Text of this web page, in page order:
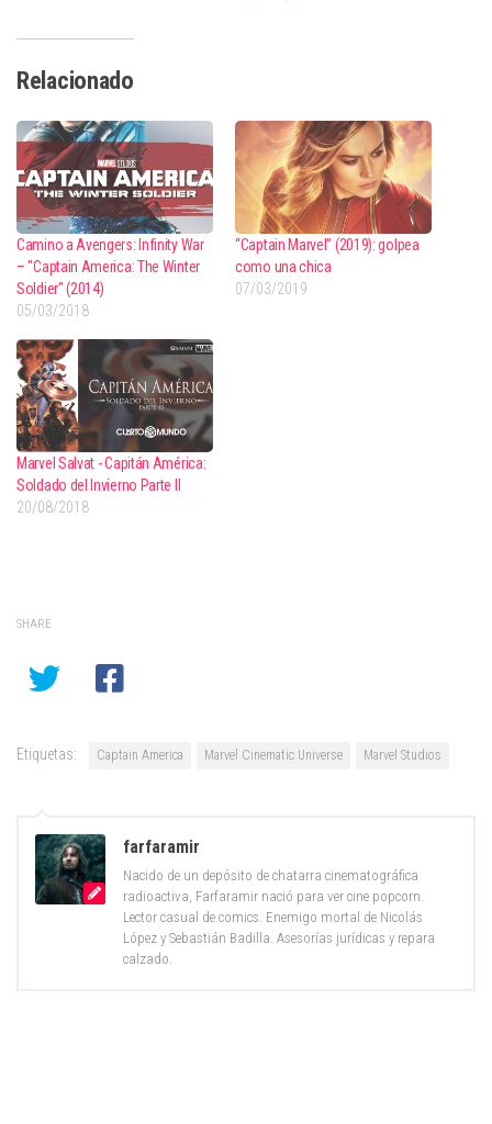
Relacionado
Camino a Avengers: Infinity War
– "Captain America: The Winter
Soldier" (2014)
05/03/2018
“Captain Marvel” (2019): golpea
como una chica
07/03/2019
Marvel Salvat - Capitán América:
Soldado del Invierno Parte II
20/08/2018
SHARE
Etiquetas: Captain America Marvel Cinematic Universe Marvel Studios
farfaramir
Nacido de un depósito de chatarra cinematográfica
radioactiva, Farfaramir nació para ver cine popcorn.
Lector casual de comics. Enemigo mortal de Nicolás
López y Sebastián Badilla. Asesorías jurídicas y repara
calzado.